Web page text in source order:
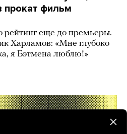
прокат фильм
рейтинг еще до премьеры.
Харламов: «Мне глубоко
я Бэтмена люблю!»